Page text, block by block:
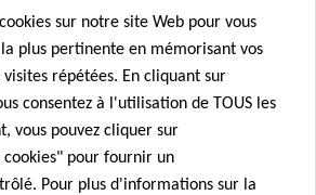
sur notre site Web pour vous
plus pertinente en mémorisant vos
répétées. En cliquant sur
consentez à l'utilisation de TOUS les
vous pouvez cliquer sur
cookies" pour fournir un
Pour plus d'informations sur la